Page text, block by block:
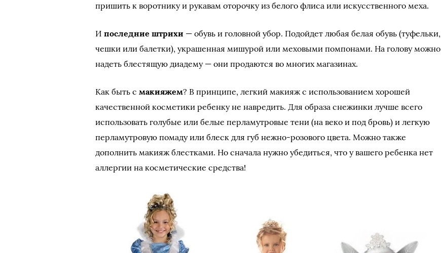
пришить к воротнику и рукавам оторочку из белого флиса или искусственного меха.
Ипоследние штрихи — обувь и головной убор. Подойдет любая белая обувь (туфельки,
чешки или балетки), украшенная мишурой или меховыми помпонами. На голову можно
надеть блестящую диадему — они продаются во многих магазинах.
Как быть смакияжем? В принципе, легкий макияж с использованием хорошей
качественной косметики ребенку не навредить. Для образа снежинки лучше всего
использовать голубые или белые перламутровые тени (на веко и под бровь) и легкую
перламутровую помаду или блеск для губ нежно-розового цвета. Можно также
дополнить макияж блестками. Но сначала нужно убедиться, что у вашего ребенка нет
аллергии на косметические средства!